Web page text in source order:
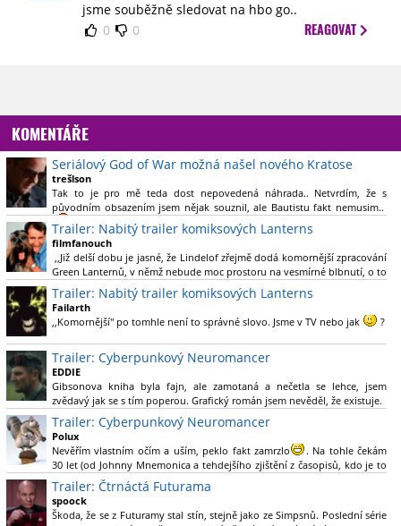
jsme souběžně sledovat na hbo go..
0
0 REAGOVAT
KOMENTÁŘE
Seriálový God of War možná našel nového Kratose
trešlson
Tak to je pro mě teda dost nepovedená náhrada.. Netvrdím, že s
původním obsazením jsem nějak souznil, ale Bautistu fakt nemusim..
Trailer: Nabitý trailer komiksových Lanterns
filmfanouch
,,Již delší dobu je jasné, že Lindelof zřejmě dodá komornější zpracování
Green Lanternů, v němž nebude moc prostoru na vesmírné blbnutí, o to
více se ovšem bude moci nová adaptace odprostit třeba od filmového
Green Lanterna s Ryanem Reynoldsem.´´ Co je na tom
nesrozumitelného?
Trailer: Nabitý trailer komiksových Lanterns
Failarth
,,Komornější" po tomhle není to správné slovo. Jsme v TV nebo jak
?
Nebál bych se říct, že to vypadá skvěle jak po stránce kvantity materiálu,
tak i formou.
Výběr Ulricha Tomsena pro mě velké překvapení a velmi zajímavá volba
bravo.
Chandler je lepší a lepší s každou novou scénou.
Komiksy to mají ted´těžké, paradoxně tomu škodí to všechno kolem
(DC nebo MCU to je buřt) , ale nezasloužilo by si to zářez jen kvůli tomu.
Držím tomu palce.
Trailer: Cyberpunkový Neuromancer
EDDIE
Gibsonova kniha byla fajn, ale zamotaná a nečetla se lehce, jsem
zvědavý jak se s tím poperou. Grafický román jsem nevěděl, že existuje.
Trailer: Cyberpunkový Neuromancer
Polux
Nevěřím vlastním očím a uším, peklo fakt zamrzlo
. Na tohle čekám
30 let (od Johnny Mnemonica a tehdejšího zjištění z časopisů, kdo je to
Gibson a co je jeho debutová kniha zač), přičemž 25 let (od Matrixu,
který pojem cyberpunk dostal do povědomí i obyčejného diváka a
nikoliv fanouška žánru) marně doufám, že si po řadě "duchovních
nástupců", kteří přišli poté (Ghost In The Shell, Alita: Battle Angel,
Trailer: Čtrnáctá Futurama
spoock
Škoda, že se z Futuramy stal stín, stejně jako ze Simpsnů. Poslední série